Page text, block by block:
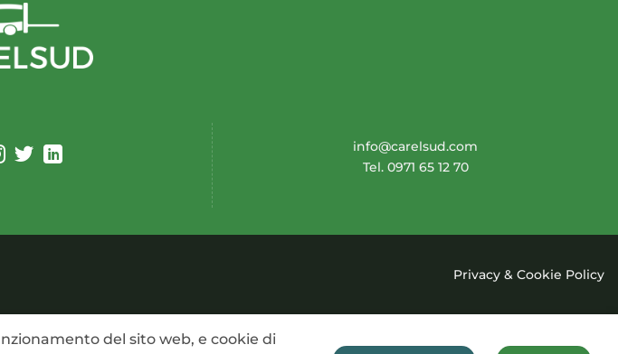
info@carelsud.com
Tel. 0971 65 12 70
Privacy & Cookie Policy
del sito web, e cookie di